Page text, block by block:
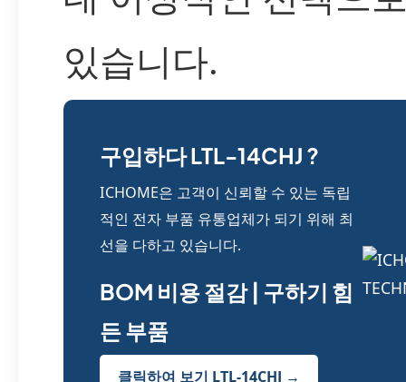
있습니다.
구입하다 LTL-14CHJ ?
ICHOME은 고객이 신뢰할 수 있는 독립
적인 전자 부품 유통업체가 되기 위해 최
선을 다하고 있습니다.
BOM 비용 절감 | 구하기 힘
든 부품
클릭하여 보기 LTL-14CHJ →